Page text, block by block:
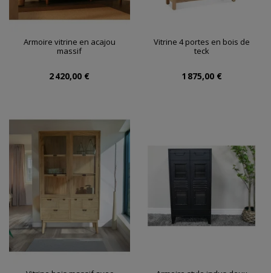
Armoire vitrine en acajou
massif
2 420,00 €
Vitrine 4 portes en bois de
teck
1 875,00 €